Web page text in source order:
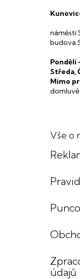
náměstí
budova
Pondělí
Středa,
Mimo
domluvě
Vše o
údajů